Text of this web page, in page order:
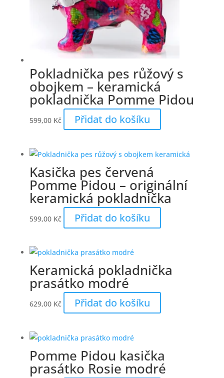
Pokladnička pes růžový s
obojkem – keramická
pokladnička Pomme Pidou
599,00 Kč Přidat do košíku
Kasička pes červená
Pomme Pidou – originální
keramická pokladnička
599,00 Kč Přidat do košíku
Keramická pokladnička
prasátko modré
629,00 Kč Přidat do košíku
Pomme Pidou kasička
prasátko Rosie modré